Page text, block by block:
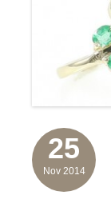
25
Nov 2014